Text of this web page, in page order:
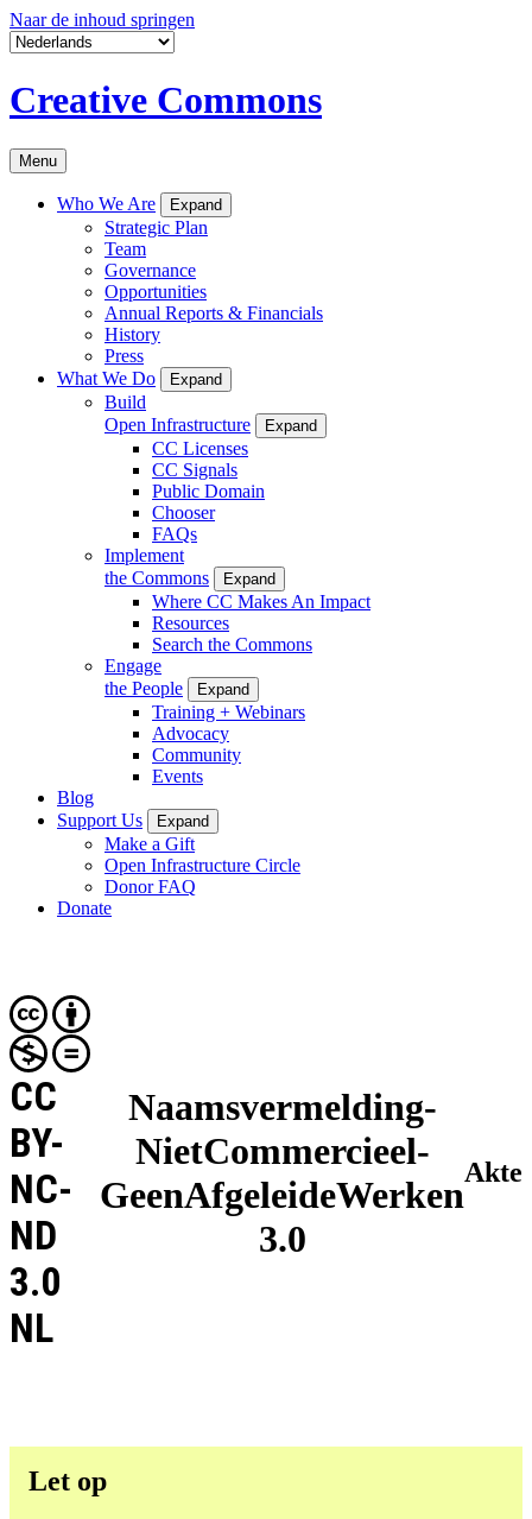
Naar de inhoud springen
Creative Commons
Menu
Who We Are Expand
Strategic Plan
Team
Governance
Opportunities
Annual Reports & Financials
History
Press
What We Do
Expand
Build
Open Infrastructure
Expand
CC Licenses
CC Signals
Public Domain
Chooser
FAQs
Implement
the Commons
Expand
Where CC Makes An Impact
Resources
Search the Commons
Engage
the People
Expand
Training + Webinars
Advocacy
Community
Events
Blog
Support Us
Expand
Make a Gift
Open Infrastructure Circle
Donor FAQ
Donate
Naamsvermelding-
NietCommercieel-
GeenAfgeleideWerken
3.0
CC
BY-
NC-
ND
3.0
NL
Akte
Let op